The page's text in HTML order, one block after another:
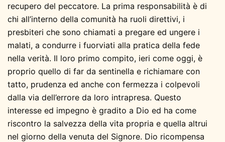
recupero del peccatore. La prima responsabilità è di
chi all’interno della comunità ha ruoli direttivi, i
presbiteri che sono chiamati a pregare ed ungere i
malati, a condurre i fuorviati alla pratica della fede
nella verità. Il loro primo compito, ieri come oggi, è
proprio quello di far da sentinella e richiamare con
tatto, prudenza ed anche con fermezza i colpevoli
dalla via dell’errore da loro intrapresa. Questo
interesse ed impegno è gradito a Dio ed ha come
riscontro la salvezza della vita propria e quella altrui
nel giorno della venuta del Signore. Dio ricompensa